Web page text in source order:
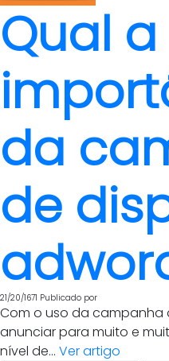
Qual a
da
de
21/20/1671 Publicado por
Com o uso da campanha
anunciar para muito e
nível de... Ver artigo